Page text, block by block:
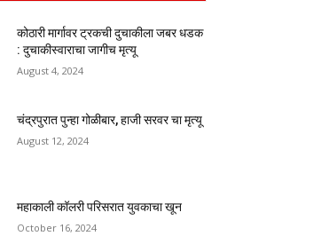
कोठारी मार्गावर ट्रकची दुचाकीला जबर धडक
: दुचाकीस्वाराचा जागीच मृत्यू
August 4, 2024
चंद्रपुरात पुन्हा गोळीबार, हाजी सरवर चा मृत्यू
August 12, 2024
महाकाली कॉलरी परिसरात युवकाचा खून
October 16, 2024